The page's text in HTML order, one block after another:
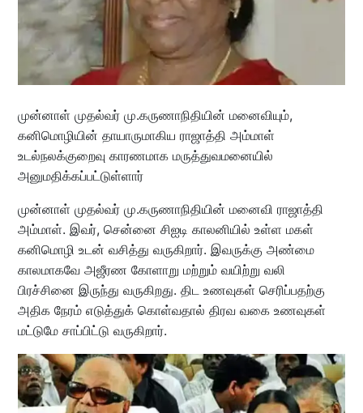
முன்னாள் முதல்வர் மு.கருணாநிதியின் மனைவியும்,
கனிமொழியின் தாயாருமாகிய ராஜாத்தி அம்மாள்
உடல்நலக்குறைவு காரணமாக மருத்துவமனையில்
அனுமதிக்கப்பட்டுள்ளார்
முன்னாள் முதல்வர் மு.கருணாநிதியின் மனைவி ராஜாத்தி
அம்மாள். இவர், சென்னை சிஐடி காலனியில் உள்ள மகள்
கனிமொழி உடன் வசித்து வருகிறார். இவருக்கு அண்மை
காலமாகவே அஜீரண கோளாறு மற்றும் வயிற்று வலி
பிரச்சினை இருந்து வருகிறது. திட உணவுகள் செரிப்பதற்கு
அதிக நேரம் எடுத்துக் கொள்வதால் திரவ வகை உணவுகள்
மட்டுமே சாப்பிட்டு வருகிறார்.